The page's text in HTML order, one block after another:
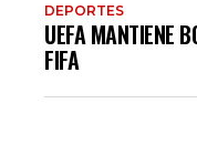
DEPORTES
UEFA MANTIENE
FIFA